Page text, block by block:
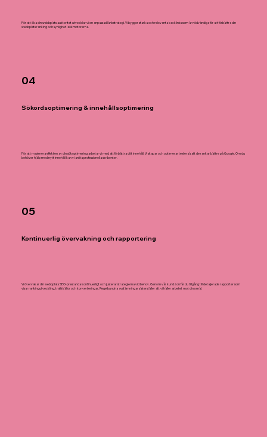
För att öka din webbplats auktoritet utvecklar vi en anpassad länkstrategi. Vi bygger starka och relevanta backlinks som är nödvändiga för att förbättra din
webbplats ranking och synlighet i sökmotorerna.
04
Sökordsoptimering & innehållsoptimering
För att maximera effekten av din sökoptimering arbetar vi med att förbättra ditt innehåll. Vi skapar och optimerar texter så att de rankar bättre på Google. Om du
behöver hjälp med nytt innehåll kan vi anlita professionella skribenter.
05
Kontinuerlig övervakning och rapportering
Vi övervakar din webbplats SEO-prestanda kontinuerligt och justerar strategierna vid behov. Genom vår kundzon får du tillgång till detaljerade rapporter som
visar rankingutveckling, trafikkällor och konverteringar. Regelbundna avstämningar säkerställer att vi håller arbetet mot dina mål.